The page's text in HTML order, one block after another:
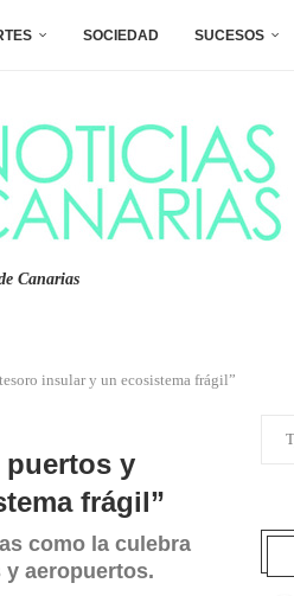
SOCIEDAD SUCESOS
Canarias
insular y un ecosistema frágil”
puertos y
frágil”
como la culebra
aeropuertos.